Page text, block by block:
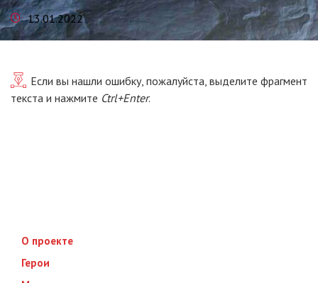
13.01.2022
Если вы нашли ошибку, пожалуйста, выделите фрагмент
текста и нажмите Ctrl+Enter.
О проекте
Герои